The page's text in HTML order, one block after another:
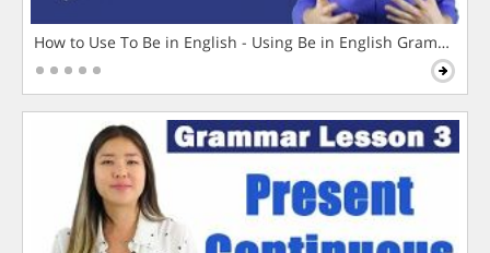
How to Use To Be in English - Using Be in English Grammar